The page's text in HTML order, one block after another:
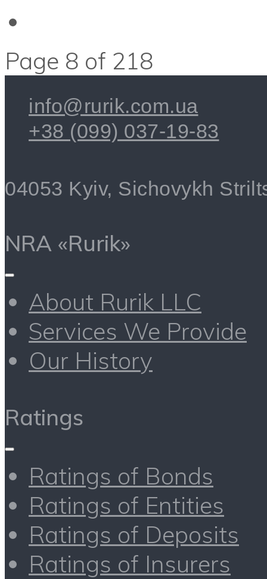
Page 8 of 218
info@rurik.com.ua
+38 (099) 037-19-83
04053 Kyiv, Sichovykh
NRA «Rurik»
About Rurik LLC
Services We Provide
Our History
Ratings
Ratings of Bonds
Ratings of Entities
Ratings of Deposits
Ratings of Insurers